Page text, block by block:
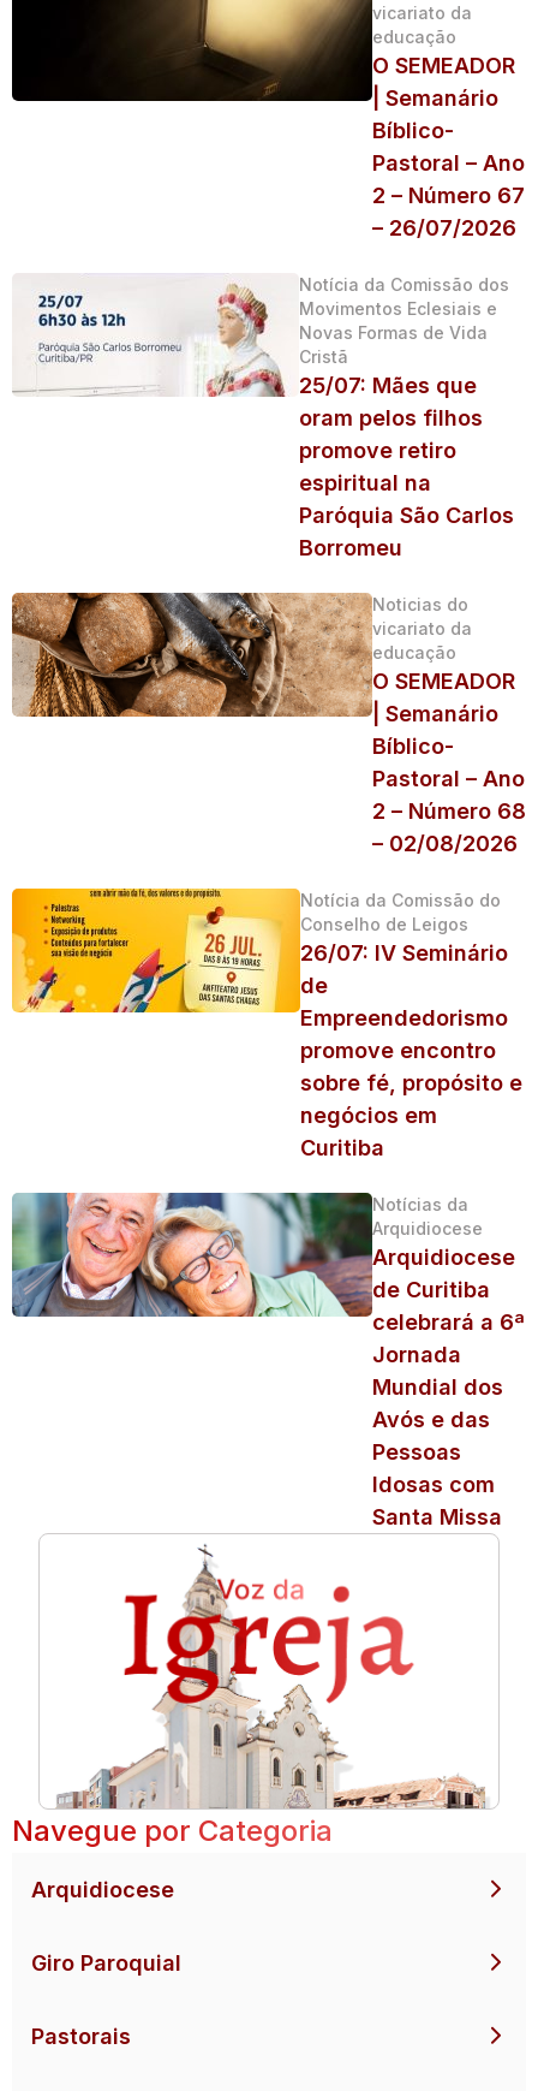
vicariato da
educação
O SEMEADOR
| Semanário
Bíblico-
Pastoral – Ano
2 – Número 67
– 26/07/2026
Notícia da Comissão dos
Movimentos Eclesiais e
Novas Formas de Vida
Cristã
25/07: Mães que
oram pelos filhos
promove retiro
espiritual na
Paróquia São Carlos
Borromeu
Noticias do
vicariato da
educação
O SEMEADOR
| Semanário
Bíblico-
Pastoral – Ano
2 – Número 68
– 02/08/2026
Notícia da Comissão do
Conselho de Leigos
26/07: IV Seminário
de
Empreendedorismo
promove encontro
sobre fé, propósito e
negócios em
Curitiba
Notícias da
Arquidiocese
Arquidiocese
de Curitiba
celebrará a 6ª
Jornada
Mundial dos
Avós e das
Pessoas
Idosas com
Santa Missa
Navegue por Categoria
Arquidiocese
Giro Paroquial
Pastorais